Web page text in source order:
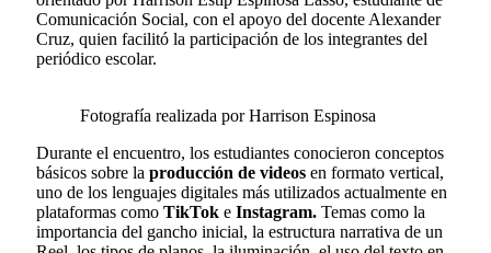
Comunicación Social, con el apoyo del docente Alexander
Cruz, quien facilitó la participación de los integrantes del
periódico escolar.
Fotografía realizada por Harrison Espinosa
Durante el encuentro, los estudiantes conocieron conceptos
básicos sobre la producción de videos en formato vertical,
uno de los lenguajes digitales más utilizados actualmente en
plataformas como TikTok e Instagram. Temas como la
importancia del gancho inicial, la estructura narrativa de un